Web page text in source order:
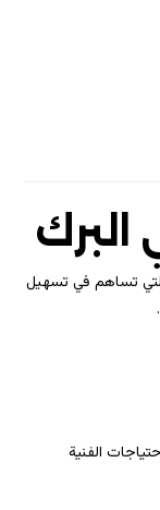
تساهم في تسهيل
الفنية